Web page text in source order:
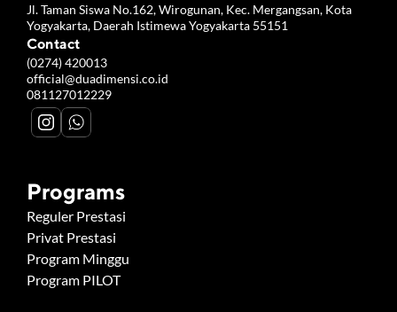
Jl. Taman Siswa No.162, Wirogunan, Kec. Mergangsan, Kota
Yogyakarta, Daerah Istimewa Yogyakarta 55151
Contact
(0274) 420013
official@duadimensi.co.id
081127012229
Programs
Reguler Prestasi
Privat Prestasi
Program Minggu
Program PILOT